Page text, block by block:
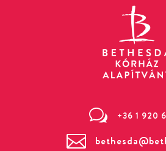
w +36 1 920
